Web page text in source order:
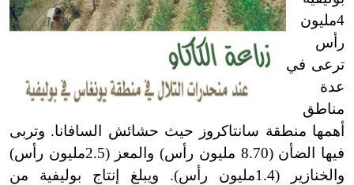
4مليون
رأس
ترعى في
عدة
مناطق
أهمها منطقة سانتاكروز حيث حشائش السافانا. وتربى
فيها الضأن (8.70 مليون رأس) والمعز (2.5مليون رأس)
والخنازير (1.4مليون رأس). ويبلغ إنتاج بوليفية من